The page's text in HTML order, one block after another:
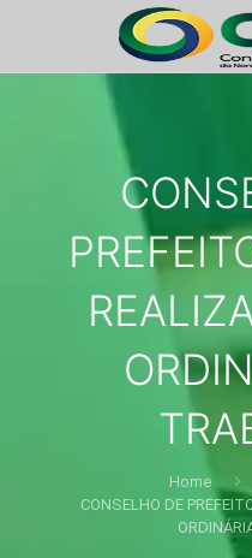
Home
CONSELHO DE